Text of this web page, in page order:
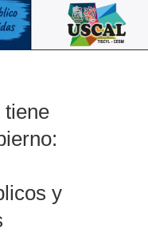
tiene
y